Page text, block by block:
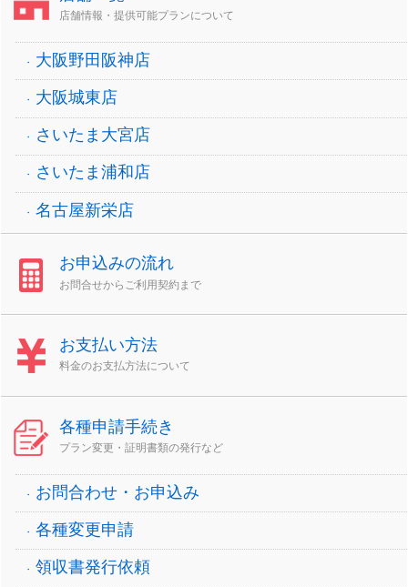
店舗情報・提供可能プランについて
大阪野田阪神店
大阪城東店
さいたま大宮店
さいたま浦和店
名古屋新栄店
お申込みの流れ
お問合せからご利用契約まで
お支払い方法
料金のお支払方法について
各種申請手続き
プラン変更・証明書類の発行など
お問合わせ・お申込み
各種変更申請
領収書発行依頼